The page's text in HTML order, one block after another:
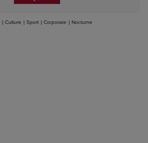
| Culture | Sport | Corporate | Nocturne